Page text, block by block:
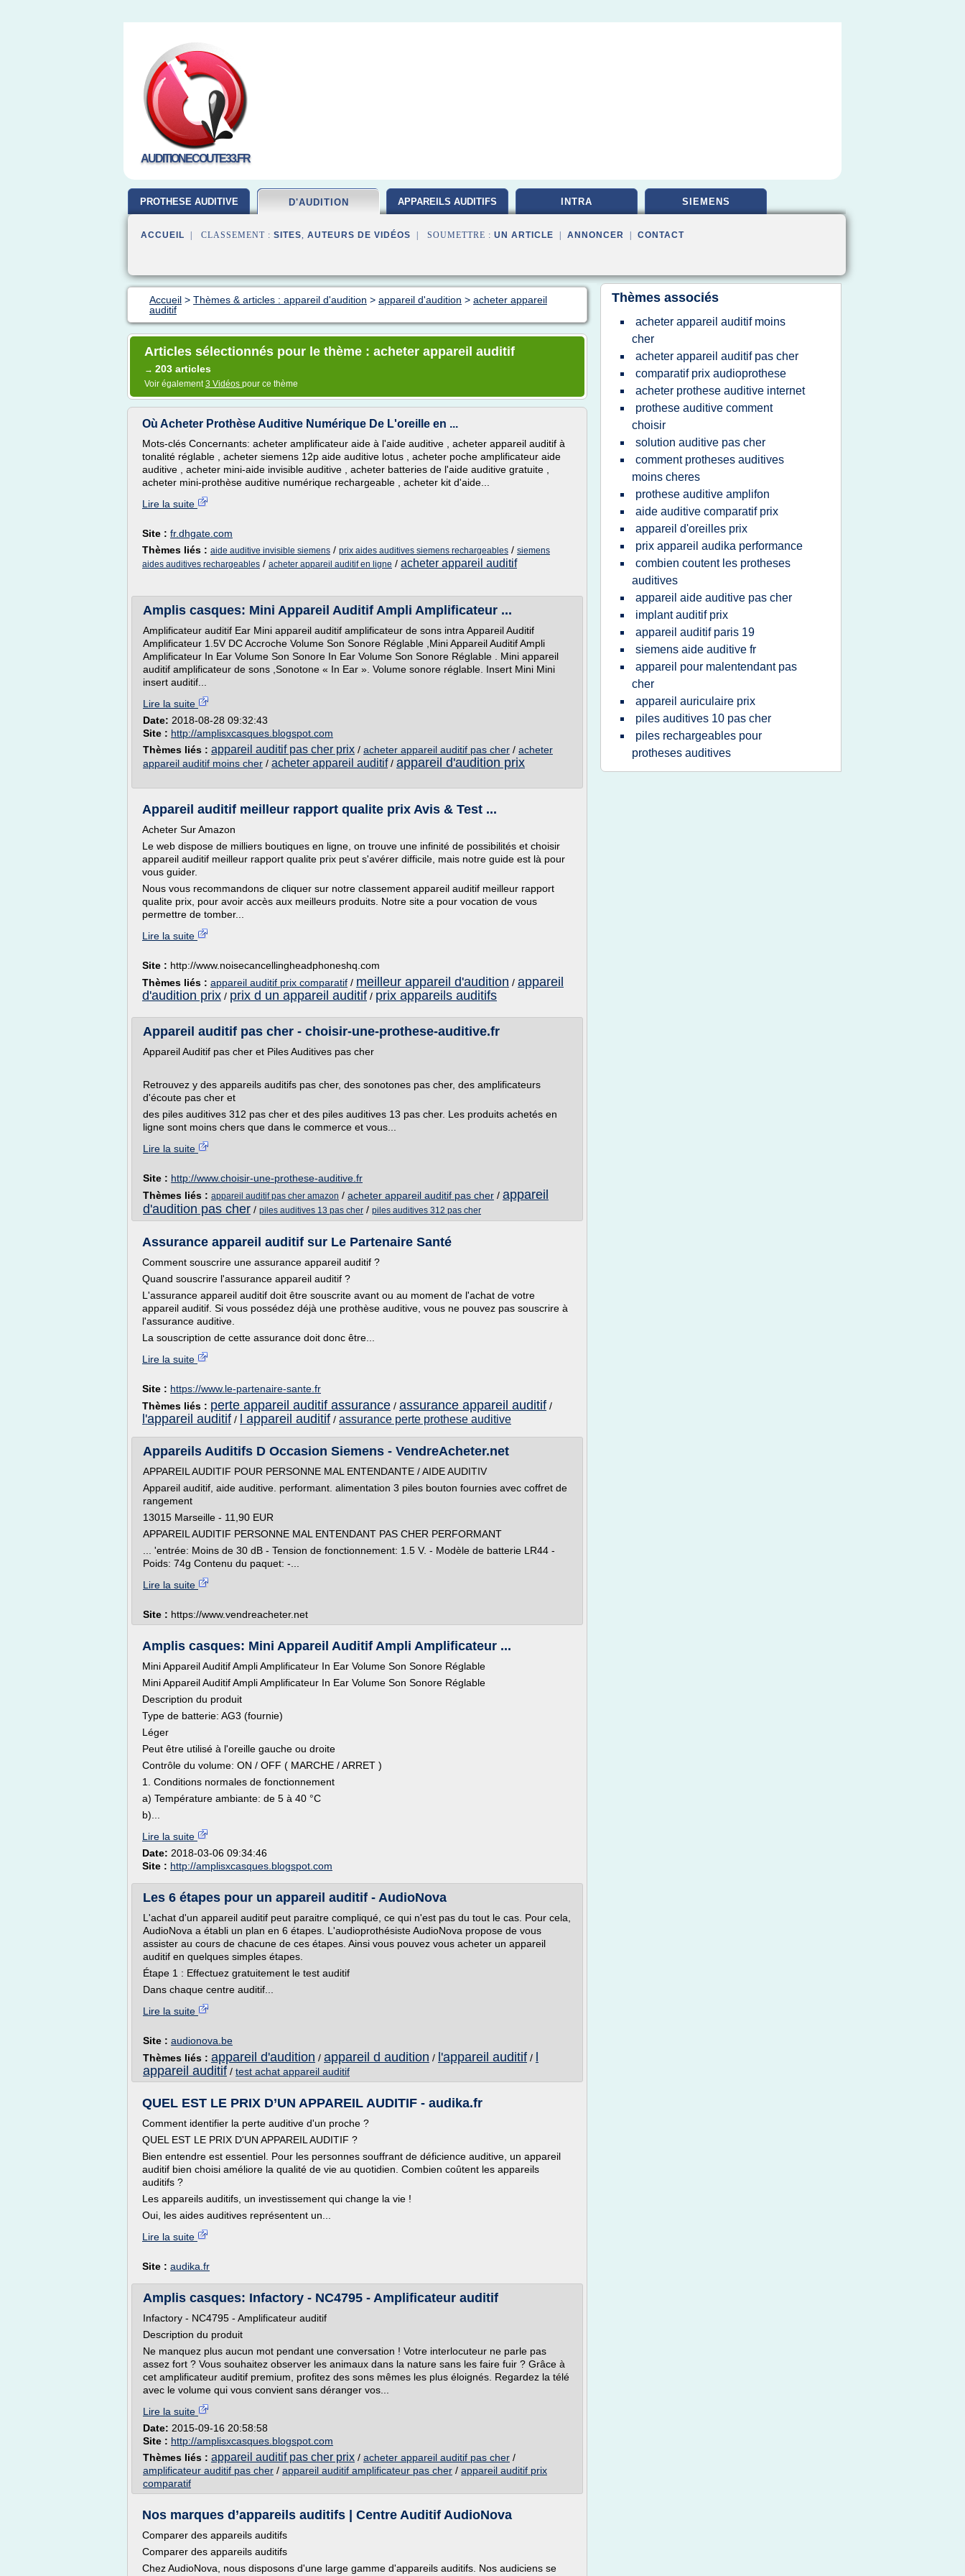
AUDITIONECOUTE33.FR
PROTHESE AUDITIVE D'AUDITION APPAREILS AUDITIFS INTRA SIEMENS
ACCUEIL | CLASSEMENT : SITES, AUTEURS DE VIDÉOS | SOUMETTRE : UN ARTICLE ANNONCER CONTACT
Accueil > Thèmes & articles : appareil d'audition > appareil d'audition > acheter appareil
auditif
Articles sélectionnés pour le thème : acheter appareil auditif
→ 203 articles
Voir également3 Vidéos pour ce thème
Où Acheter Prothèse Auditive Numérique De L'oreille en ...
Mots-clés Concernants: acheter amplificateur aide à l'aide auditive , acheter appareil auditif à
tonalité réglable , acheter siemens 12p aide auditive lotus , acheter poche amplificateur aide
auditive , acheter mini-aide invisible auditive , acheter batteries de l'aide auditive gratuite ,
acheter mini-prothèse auditive numérique rechargeable , acheter kit d'aide...
Lire la suite
Site : fr.dhgate.com
Thèmes liés : aide auditive invisible siemens / prix aides auditives siemens rechargeables / siemens
aides auditives rechargeables / acheter appareil auditif en ligne / acheter appareil auditif
Amplis casques: Mini Appareil Auditif Ampli Amplificateur ...
Amplificateur auditif Ear Mini appareil auditif amplificateur de sons intra Appareil Auditif
Amplificateur 1.5V DC Accroche Volume Son Sonore Réglable ,Mini Appareil Auditif Ampli
Amplificateur In Ear Volume Son Sonore In Ear Volume Son Sonore Réglable . Mini appareil
auditif amplificateur de sons ,Sonotone « In Ear ». Volume sonore réglable. Insert Mini Mini
insert auditif...
Lire la suite
Date: 2018-08-28 09:32:43
Site : http://amplisxcasques.blogspot.com
Thèmes liés : appareil auditif pas cher prix / acheter appareil auditif pas cher / acheter
appareil auditif moins cher / acheter appareil auditif/ appareil d'audition prix
Appareil auditif meilleur rapport qualite prix Avis & Test ...
Acheter Sur Amazon
Le web dispose de milliers boutiques en ligne, on trouve une infinité de possibilités et choisir
appareil auditif meilleur rapport qualite prix peut s'avérer difficile, mais notre guide est là pour
vous guider.
Nous vous recommandons de cliquer sur notre classement appareil auditif meilleur rapport
qualite prix, pour avoir accès aux meilleurs produits. Notre site a pour vocation de vous
permettre de tomber...
Lire la suite
Site : http://www.noisecancellingheadphoneshq.com
Thèmes liés : appareil auditif prix comparatif / meilleur appareil d'audition / appareil
d'audition prix / prix d un appareil auditif / prix appareils auditifs
Appareil auditif pas cher - choisir-une-prothese-auditive.fr
Appareil Auditif pas cher et Piles Auditives pas cher
Retrouvez y des appareils auditifs pas cher, des sonotones pas cher, des amplificateurs
d'écoute pas cher et
des piles auditives 312 pas cher et des piles auditives 13 pas cher. Les produits achetés en
ligne sont moins chers que dans le commerce et vous...
Lire la suite
Site : http://www.choisir-une-prothese-auditive.fr
Thèmes liés : appareil auditif pas cher amazon / acheter appareil auditif pas cher / appareil
d'audition pas cher / piles auditives 13 pas cher / piles auditives 312 pas cher
Assurance appareil auditif sur Le Partenaire Santé
Comment souscrire une assurance appareil auditif ?
Quand souscrire l'assurance appareil auditif ?
L'assurance appareil auditif doit être souscrite avant ou au moment de l'achat de votre
appareil auditif. Si vous possédez déjà une prothèse auditive, vous ne pouvez pas souscrire à
l'assurance auditive.
La souscription de cette assurance doit donc être...
Lire la suite
Site : https://www.le-partenaire-sante.fr
Thèmes liés : perte appareil auditif assurance / assurance appareil auditif /
l'appareil auditif / l appareil auditif / assurance perte prothese auditive
Appareils Auditifs D Occasion Siemens - VendreAcheter.net
APPAREIL AUDITIF POUR PERSONNE MAL ENTENDANTE / AIDE AUDITIV
Appareil auditif, aide auditive. performant. alimentation 3 piles bouton fournies avec coffret de
rangement
13015 Marseille - 11,90 EUR
APPAREIL AUDITIF PERSONNE MAL ENTENDANT PAS CHER PERFORMANT
... 'entrée: Moins de 30 dB - Tension de fonctionnement: 1.5 V. - Modèle de batterie LR44 -
Poids: 74g Contenu du paquet: -...
Lire la suite
Site : https://www.vendreacheter.net
Amplis casques: Mini Appareil Auditif Ampli Amplificateur ...
Mini Appareil Auditif Ampli Amplificateur In Ear Volume Son Sonore Réglable
Mini Appareil Auditif Ampli Amplificateur In Ear Volume Son Sonore Réglable
Description du produit
Type de batterie: AG3 (fournie)
Léger
Peut être utilisé à l'oreille gauche ou droite
Contrôle du volume: ON / OFF ( MARCHE / ARRET )
1. Conditions normales de fonctionnement
a) Température ambiante: de 5 à 40 °C
b)...
Lire la suite
Date: 2018-03-06 09:34:46
Site : http://amplisxcasques.blogspot.com
Les 6 étapes pour un appareil auditif - AudioNova
L'achat d'un appareil auditif peut paraitre compliqué, ce qui n'est pas du tout le cas. Pour cela,
AudioNova a établi un plan en 6 étapes. L'audioprothésiste AudioNova propose de vous
assister au cours de chacune de ces étapes. Ainsi vous pouvez vous acheter un appareil
auditif en quelques simples étapes.
Étape 1 : Effectuez gratuitement le test auditif
Dans chaque centre auditif...
Lire la suite
Site : audionova.be
Thèmes liés : appareil d'audition / appareil d audition / l'appareil auditif /
appareil auditif / test achat appareil auditif
QUEL EST LE PRIX D’UN APPAREIL AUDITIF - audika.fr
Comment identifier la perte auditive d'un proche ?
QUEL EST LE PRIX D'UN APPAREIL AUDITIF ?
Bien entendre est essentiel. Pour les personnes souffrant de déficience auditive, un appareil
auditif bien choisi améliore la qualité de vie au quotidien. Combien coûtent les appareils
auditifs ?
Les appareils auditifs, un investissement qui change la vie !
Oui, les aides auditives représentent un...
Lire la suite
Site : audika.fr
Amplis casques: Infactory - NC4795 - Amplificateur auditif
Infactory - NC4795 - Amplificateur auditif
Description du produit
Ne manquez plus aucun mot pendant une conversation ! Votre interlocuteur ne parle pas
assez fort ? Vous souhaitez observer les animaux dans la nature sans les faire fuir ? Grâce à
cet amplificateur auditif premium, profitez des sons mêmes les plus éloignés. Regardez la télé
avec le volume qui vous convient sans déranger vos...
Lire la suite
Date: 2015-09-16 20:58:58
Site : http://amplisxcasques.blogspot.com
Thèmes liés : appareil auditif pas cher prix / acheter appareil auditif pas cher /
amplificateur auditif pas cher / appareil auditif amplificateur pas cher / appareil auditif prix
comparatif
Nos marques d’appareils auditifs | Centre Auditif AudioNova
Comparer des appareils auditifs
Comparer des appareils auditifs
Chez AudioNova, nous disposons d'une large gamme d'appareils auditifs. Nos audiciens se
Thèmes associés
acheter appareil auditif moins
cher
acheter appareil auditif pas cher
comparatif prix audioprothese
acheter prothese auditive internet
prothese auditive comment
choisir
solution auditive pas cher
comment protheses auditives
moins cheres
prothese auditive amplifon
aide auditive comparatif prix
appareil d'oreilles prix
prix appareil audika performance
combien coutent les protheses
auditives
appareil aide auditive pas cher
implant auditif prix
appareil auditif paris 19
siemens aide auditive fr
appareil pour malentendant pas
cher
appareil auriculaire prix
piles auditives 10 pas cher
piles rechargeables pour
protheses auditives